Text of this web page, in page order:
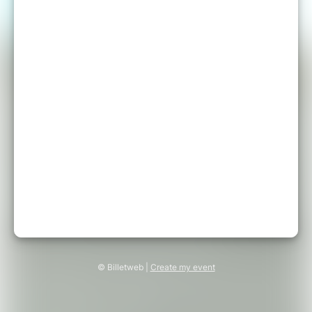
© Billetweb | Create my event